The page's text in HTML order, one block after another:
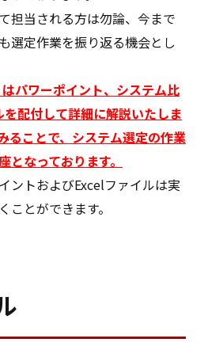
担当される方は勿論、今まで
選定作業を振り返る機会とし
はパワーポイント、システム比
配付して詳細に解説いたしま
ることで、システム選定の作業
となっております。
ントおよびExcelファイルは実
ことができます。